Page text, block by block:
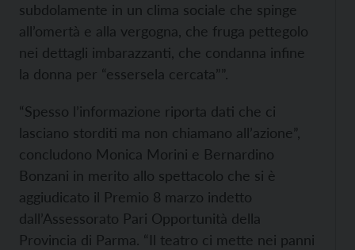
subdolamente in un clima sociale che spinge
all’omertà e alla vergogna, che fruga pettegolo
nei dettagli imbarazzanti, che condanna infine
la donna per “essersela cercata””.
“Spesso l’informazione riporta dati che ci
lasciano storditi ma non chiamano all’azione”,
concludono Monica Morini e Bernardino
Bonzani in merito allo spettacolo che si è
aggiudicato il Premio 8 marzo indetto
dall’Assessorato Pari Opportunità della
Provincia di Parma. “Il teatro ci mette nei panni